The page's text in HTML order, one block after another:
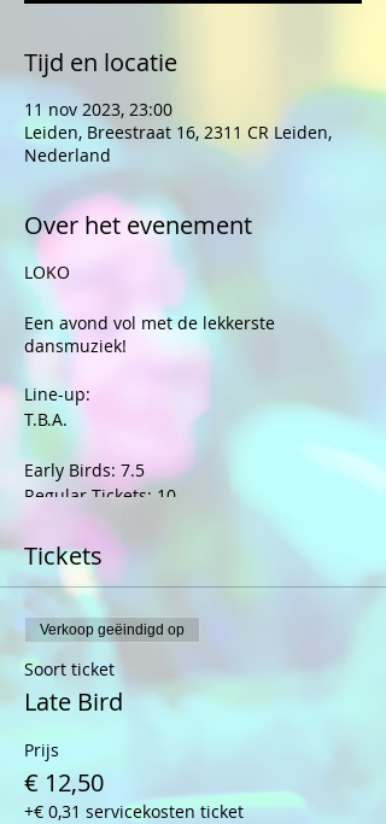
Tijd en locatie
11 nov 2023, 23:00
Leiden, Breestraat 16, 2311 CR Leiden,
Nederland
Over het evenement
LOKO
Een avond vol met de lekkerste
dansmuziek!
Line-up:
T.B.A.
Early Birds: 7.5
Regular Tickets: 10
Let op:
Deuren open van 23:00 tot 02:00
21+
Tickets
Verkoop geëindigd op
Soort ticket
Late Bird
Prijs
€ 12,50
+€ 0,31 servicekosten ticket